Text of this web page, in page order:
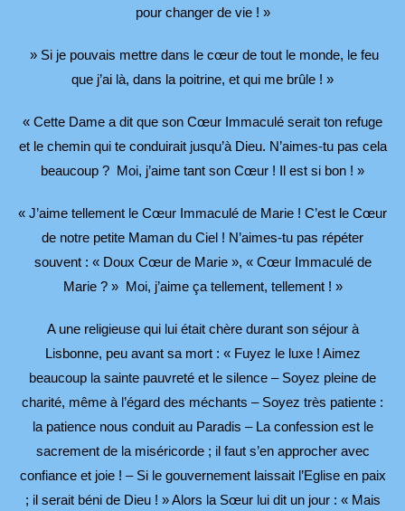
pour changer de vie ! »
» Si je pouvais mettre dans le cœur de tout le monde, le feu
que j’ai là, dans la poitrine, et qui me brûle ! »
« Cette Dame a dit que son Cœur Immaculé serait ton refuge
et le chemin qui te conduirait jusqu’à Dieu. N’aimes-tu pas cela
beaucoup ? Moi, j’aime tant son Cœur ! Il est si bon ! »
« J’aime tellement le Cœur Immaculé de Marie ! C’est le Cœur
de notre petite Maman du Ciel ! N’aimes-tu pas répéter
souvent : « Doux Cœur de Marie », « Cœur Immaculé de
Marie ? » Moi, j’aime ça tellement, tellement ! »
A une religieuse qui lui était chère durant son séjour à
Lisbonne, peu avant sa mort : « Fuyez le luxe ! Aimez
beaucoup la sainte pauvreté et le silence – Soyez pleine de
charité, même à l’égard des méchants – Soyez très patiente :
la patience nous conduit au Paradis – La confession est le
sacrement de la miséricorde ; il faut s’en approcher avec
confiance et joie ! – Si le gouvernement laissait l’Eglise en paix
; il serait béni de Dieu ! » Alors la Sœur lui dit un jour : « Mais